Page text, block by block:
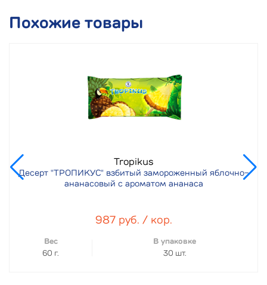
Похожие товары
Tropikus
Десерт "ТРОПИКУС" взбитый замороженный яблочно-
ананасовый с ароматом ананаса
987 руб. / кор.
Вес
60 г.
В упаковке
30 шт.